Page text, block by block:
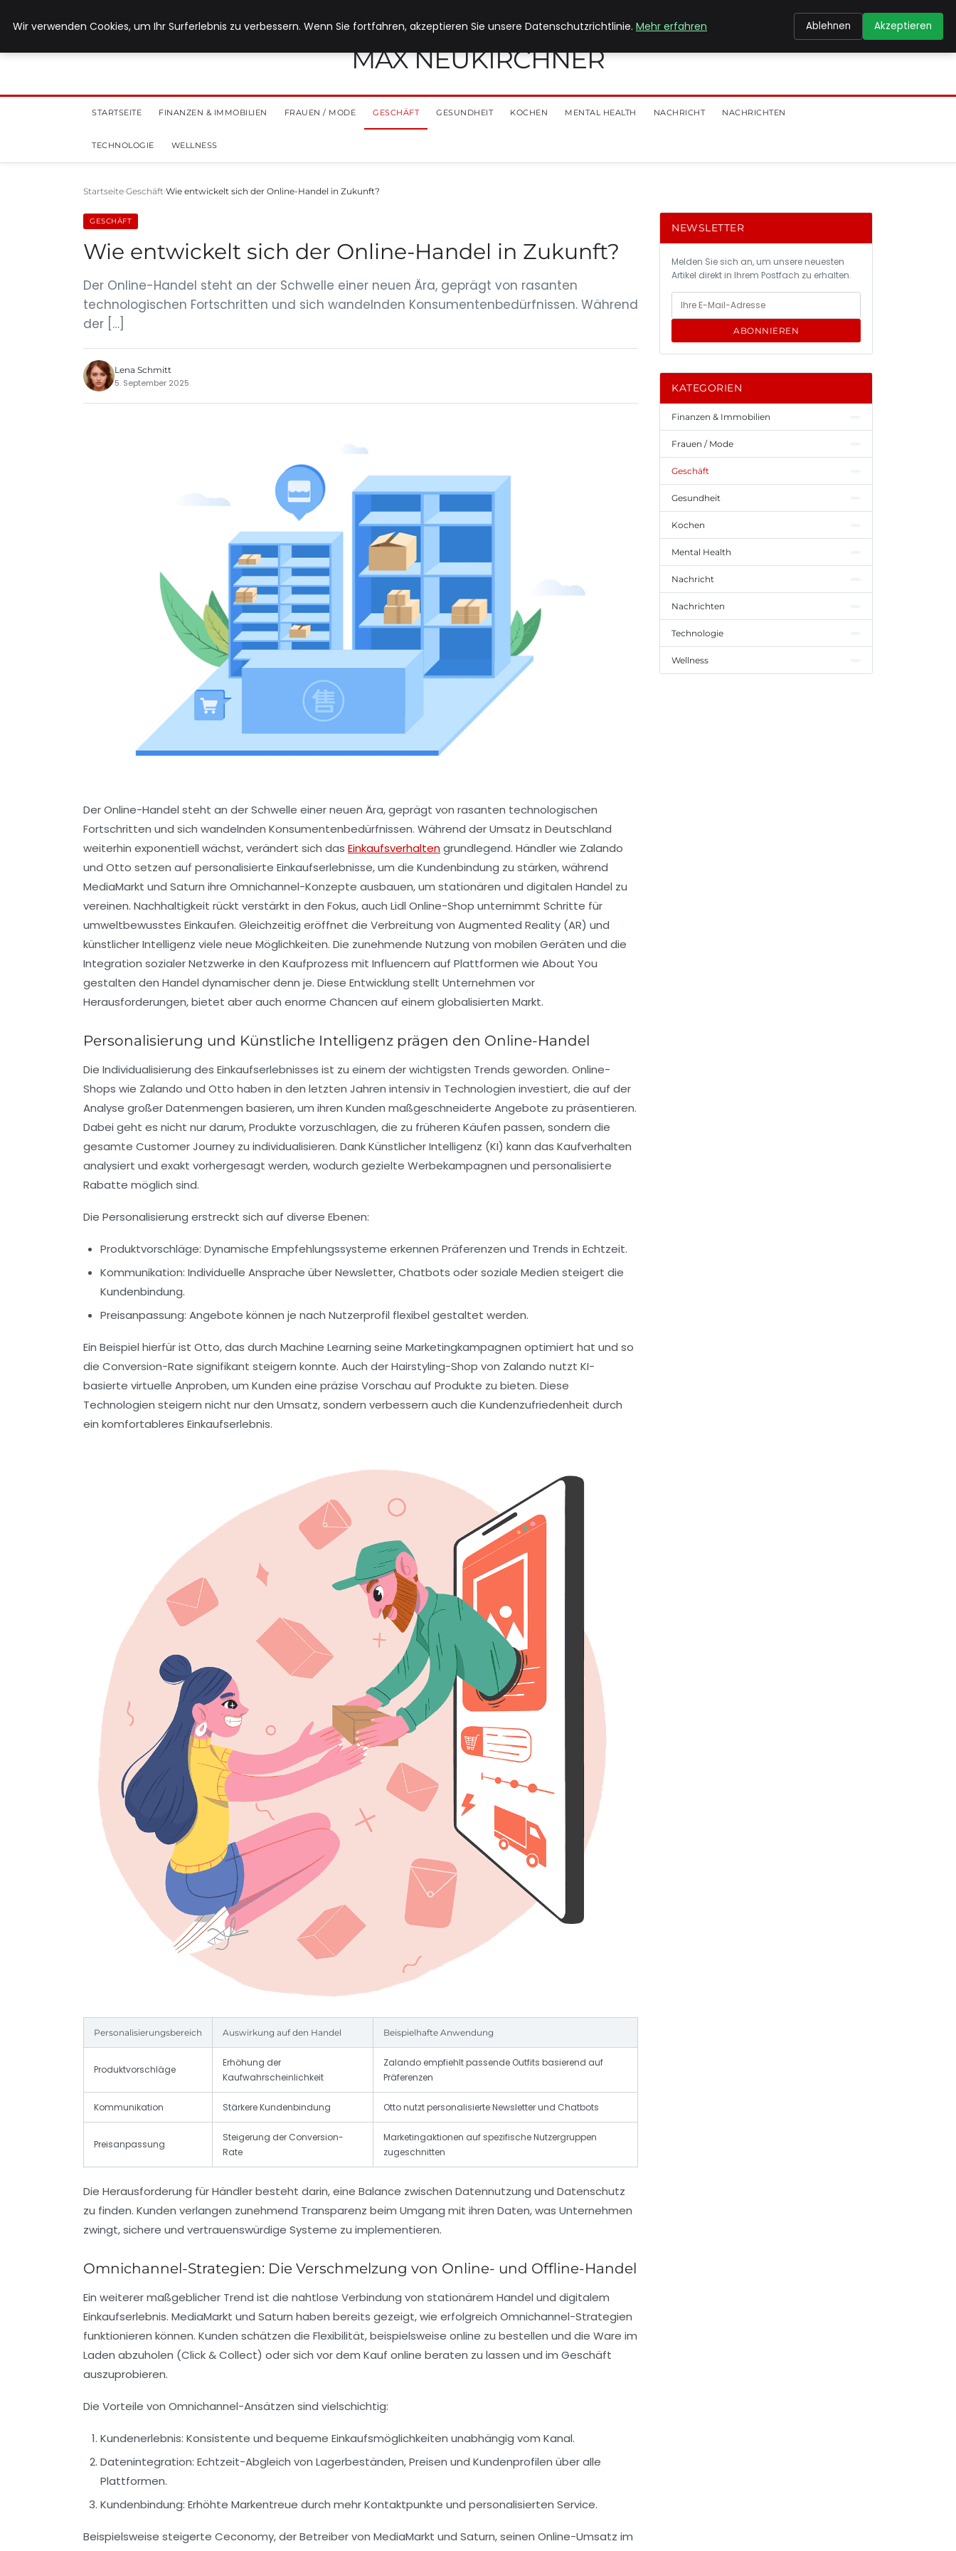
MAX NEUKIRCHNER
STARTSEITE FINANZEN & IMMOBILIEN FRAUEN / MODE GESCHÄFT GESUNDHEIT KOCHEN MENTAL HEALTH NACHRICHT NACHRICHTEN
TECHNOLOGIE WELLNESS
Startseite Geschäft Wie entwickelt sich der Online-Handel in Zukunft?
GESCHÄFT
Wie entwickelt sich der Online-Handel in Zukunft?
Der Online-Handel steht an der Schwelle einer neuen Ära, geprägt von rasanten
technologischen Fortschritten und sich wandelnden Konsumentenbedürfnissen. Während
der […]
Lena Schmitt
5. September 2025
Der Online-Handel steht an der Schwelle einer neuen Ära, geprägt von rasanten technologischen
Fortschritten und sich wandelnden Konsumentenbedürfnissen. Während der Umsatz in Deutschland
weiterhin exponentiell wächst, verändert sich das Einkaufsverhaltengrundlegend. Händler wie Zalando
und Otto setzen auf personalisierte Einkaufserlebnisse, um die Kundenbindung zu stärken, während
MediaMarkt und Saturn ihre Omnichannel-Konzepte ausbauen, um stationären und digitalen Handel zu
vereinen. Nachhaltigkeit rückt verstärkt in den Fokus, auch Lidl Online-Shop unternimmt Schritte für
umweltbewusstes Einkaufen. Gleichzeitig eröffnet die Verbreitung von Augmented Reality (AR) und
künstlicher Intelligenz viele neue Möglichkeiten. Die zunehmende Nutzung von mobilen Geräten und die
Integration sozialer Netzwerke in den Kaufprozess mit Influencern auf Plattformen wie About You
gestalten den Handel dynamischer denn je. Diese Entwicklung stellt Unternehmen vor
Herausforderungen, bietet aber auch enorme Chancen auf einem globalisierten Markt.
Personalisierung und Künstliche Intelligenz prägen den Online-Handel
Die Individualisierung des Einkaufserlebnisses ist zu einem der wichtigsten Trends geworden. Online-
Shops wie Zalando und Otto haben in den letzten Jahren intensiv in Technologien investiert, die auf der
Analyse großer Datenmengen basieren, um ihren Kunden maßgeschneiderte Angebote zu präsentieren.
Dabei geht es nicht nur darum, Produkte vorzuschlagen, die zu früheren Käufen passen, sondern die
gesamte Customer Journey zu individualisieren. Dank Künstlicher Intelligenz (KI) kann das Kaufverhalten
analysiert und exakt vorhergesagt werden, wodurch gezielte Werbekampagnen und personalisierte
Rabatte möglich sind.
Die Personalisierung erstreckt sich auf diverse Ebenen:
Produktvorschläge: Dynamische Empfehlungssysteme erkennen Präferenzen und Trends in Echtzeit.
Kommunikation: Individuelle Ansprache über Newsletter, Chatbots oder soziale Medien steigert die
Kundenbindung.
Preisanpassung: Angebote können je nach Nutzerprofil flexibel gestaltet werden.
Ein Beispiel hierfür ist Otto, das durch Machine Learning seine Marketingkampagnen optimiert hat und so
die Conversion-Rate signifikant steigern konnte. Auch der Hairstyling-Shop von Zalando nutzt KI-
basierte virtuelle Anproben, um Kunden eine präzise Vorschau auf Produkte zu bieten. Diese
Technologien steigern nicht nur den Umsatz, sondern verbessern auch die Kundenzufriedenheit durch
ein komfortableres Einkaufserlebnis.
Personalisierungsbereich Auswirkung auf den Handel Beispielhafte Anwendung
Produktvorschläge
Erhöhung der
Kaufwahrscheinlichkeit
Zalando empfiehlt passende Outfits basierend auf
Präferenzen
Kommunikation Stärkere Kundenbindung Otto nutzt personalisierte Newsletter und Chatbots
Preisanpassung
Steigerung der Conversion-
Rate
Marketingaktionen auf spezifische Nutzergruppen
zugeschnitten
Die Herausforderung für Händler besteht darin, eine Balance zwischen Datennutzung und Datenschutz
zu finden. Kunden verlangen zunehmend Transparenz beim Umgang mit ihren Daten, was Unternehmen
zwingt, sichere und vertrauenswürdige Systeme zu implementieren.
Omnichannel-Strategien: Die Verschmelzung von Online- und Offline-Handel
Ein weiterer maßgeblicher Trend ist die nahtlose Verbindung von stationärem Handel und digitalem
Einkaufserlebnis. MediaMarkt und Saturn haben bereits gezeigt, wie erfolgreich Omnichannel-Strategien
funktionieren können. Kunden schätzen die Flexibilität, beispielsweise online zu bestellen und die Ware im
Laden abzuholen (Click & Collect) oder sich vor dem Kauf online beraten zu lassen und im Geschäft
auszuprobieren.
Die Vorteile von Omnichannel-Ansätzen sind vielschichtig:
Kundenerlebnis: Konsistente und bequeme Einkaufsmöglichkeiten unabhängig vom Kanal.
Datenintegration: Echtzeit-Abgleich von Lagerbeständen, Preisen und Kundenprofilen über alle
Plattformen.
Kundenbindung: Erhöhte Markentreue durch mehr Kontaktpunkte und personalisierten Service.
Beispielsweise steigerte Ceconomy, der Betreiber von MediaMarkt und Saturn, seinen Online-Umsatz im
NEWSLETTER
Melden Sie sich an, um unsere neuesten
Artikel direkt in Ihrem Postfach zu erhalten.
ABONNIEREN
KATEGORIEN
Finanzen & Immobilien
Frauen / Mode
Geschäft
Gesundheit
Kochen
Mental Health
Nachricht
Nachrichten
Technologie
Wellness
Wir verwenden Cookies, um Ihr Surferlebnis zu verbessern. Wenn Sie fortfahren, akzeptieren Sie unsere Datenschutzrichtlinie. Mehr erfahren Ablehnen Akzeptieren